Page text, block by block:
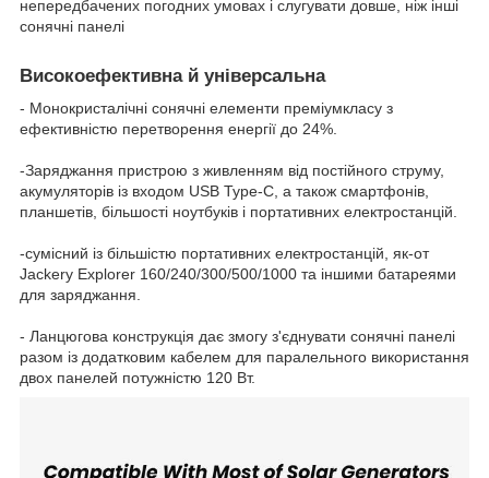
непередбачених погодних умовах і слугувати довше, ніж інші
сонячні панелі
Високоефективна й універсальна
- Монокристалічні сонячні елементи преміумкласу з
ефективністю перетворення енергії до 24%.
-Заряджання пристрою з живленням від постійного струму,
акумуляторів із входом USB Type-C, а також смартфонів,
планшетів, більшості ноутбуків і портативних електростанцій.
-сумісний із більшістю портативних електростанцій, як-от
Jackery Explorer 160/240/300/500/1000 та іншими батареями
для заряджання.
- Ланцюгова конструкція дає змогу з'єднувати сонячні панелі
разом із додатковим кабелем для паралельного використання
двох панелей потужністю 120 Вт.